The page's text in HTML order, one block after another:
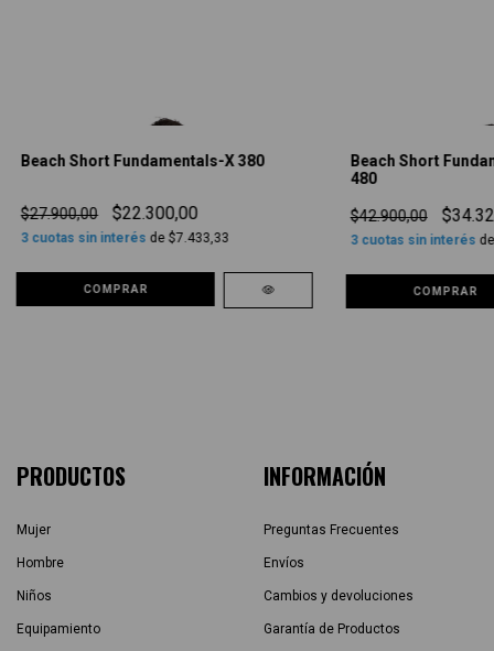
Beach Short Fundamentals-X 380
$27.900,00 $22.300,00
3cuotas sin interés de $7.433,33
COMPRAR
Beach Short
480
$42.900,00
3cuotas sin interés
COMPRAR
PRODUCTOS
Mujer
Hombre
Niños
Equipamiento
INFORMACIÓN
Preguntas Frecuentes
Envíos
Cambios y devoluciones
Garantía de Productos